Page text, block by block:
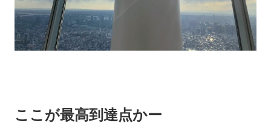
ここが最高到達点かー